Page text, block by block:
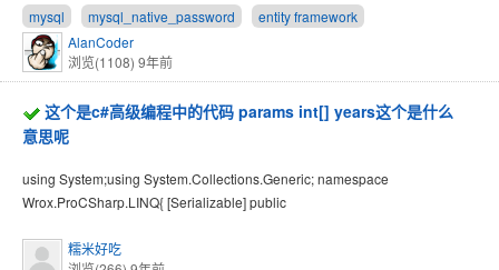
mysql
mysql_native_password
entity framework
AlanCoder
浏览(1108) 9年前
这个是c#高级编程中的代码 params int[] years这个是什么
意思呢
using System;using System.Collections.Generic; namespace
Wrox.ProCSharp.LINQ{ [Serializable] public
糯米好吃